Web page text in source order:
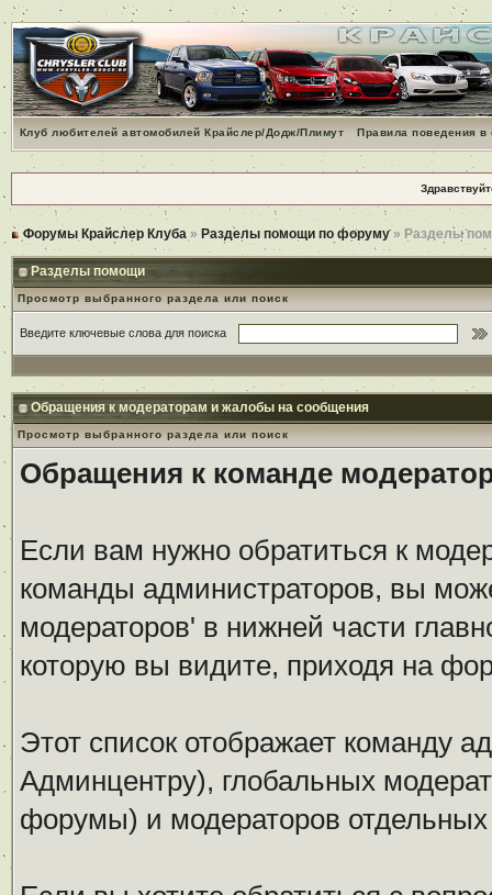
Клуб любителей автомобилей Крайслер/Додж/Плимут Правила поведения
Форумы Крайслер Клуба » Разделы помощи по форуму» Разделы
Разделы помощи
Просмотр выбранного раздела или поиск
Введите ключевые слова для поиска
Обращения к модераторам и жалобы на сообщения
Просмотр выбранного раздела или поиск
Обращения к команде
Если вам нужно обратиться к
команды администраторов, вы
модераторов' в нижней части
которую вы видите, приходя на
Этот список отображает команду
Админцентру), глобальных
форумы) и модераторов